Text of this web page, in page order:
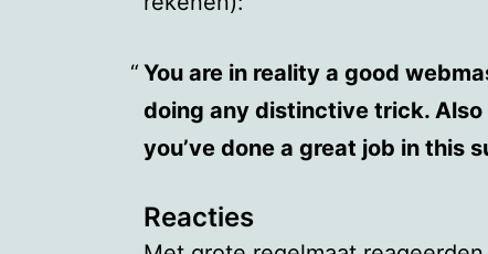
You are in reality a good
doing any distinctive trick.
you’ve done a great job in this
Reacties